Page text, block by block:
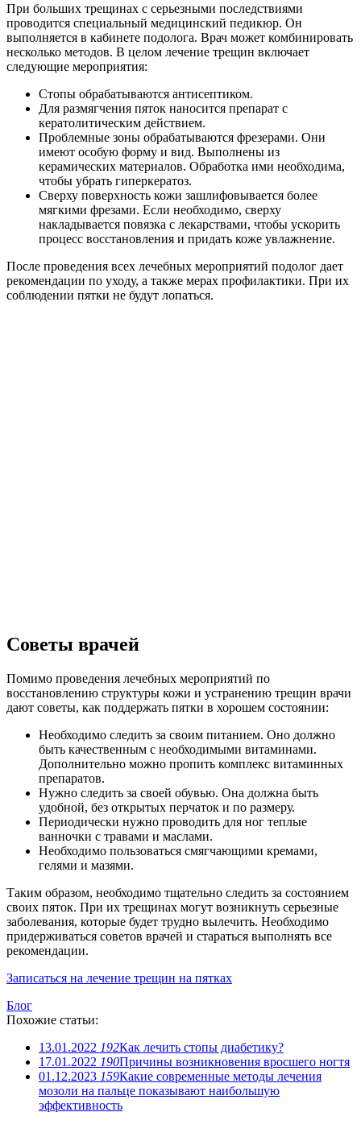
При больших трещинах с серьезными последствиями
проводится специальный медицинский педикюр. Он
выполняется в кабинете подолога. Врач может комбинировать
несколько методов. В целом лечение трещин включает
следующие мероприятия:
Стопы обрабатываются антисептиком.
Для размягчения пяток наносится препарат с
кератолитическим действием.
Проблемные зоны обрабатываются фрезерами. Они
имеют особую форму и вид. Выполнены из
керамических материалов. Обработка ими необходима,
чтобы убрать гиперкератоз.
Сверху поверхность кожи зашлифовывается более
мягкими фрезами. Если необходимо, сверху
накладывается повязка с лекарствами, чтобы ускорить
процесс восстановления и придать коже увлажнение.
После проведения всех лечебных мероприятий подолог дает
рекомендации по уходу, а также мерах профилактики. При их
соблюдении пятки не будут лопаться.
Советы врачей
Помимо проведения лечебных мероприятий по
восстановлению структуры кожи и устранению трещин врачи
дают советы, как поддержать пятки в хорошем состоянии:
Необходимо следить за своим питанием. Оно должно
быть качественным с необходимыми витаминами.
Дополнительно можно пропить комплекс витаминных
препаратов.
Нужно следить за своей обувью. Она должна быть
удобной, без открытых перчаток и по размеру.
Периодически нужно проводить для ног теплые
ванночки с травами и маслами.
Необходимо пользоваться смягчающими кремами,
гелями и мазями.
Таким образом, необходимо тщательно следить за состоянием
своих пяток. При их трещинах могут возникнуть серьезные
заболевания, которые будет трудно вылечить. Необходимо
придерживаться советов врачей и стараться выполнять все
рекомендации.
Записаться на лечение трещин на пятках
Блог
Похожие статьи:
13.01.2022 192Как лечить стопы диабетику?
17.01.2022 190Причины возникновения вросшего ногтя
01.12.2023 159Какие современные методы лечения
мозоли на пальце показывают наибольшую
эффективность